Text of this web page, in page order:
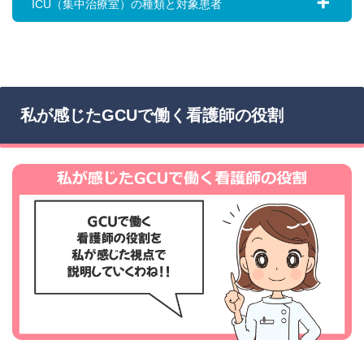
ICU（集中治療室）の種類と対象患者
私が感じたGCUで働く看護師の役割